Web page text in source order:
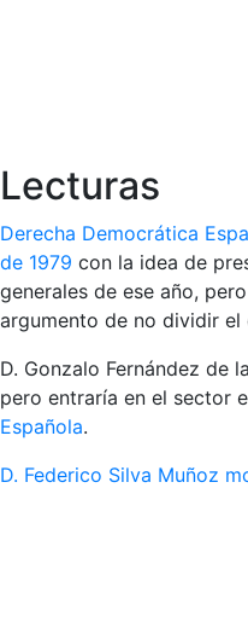
Lecturas
Derecha Democrática
de 1979 con la idea de
generales de ese año,
argumento de no dividir el
D. Gonzalo Fernández de
pero entraría en el sector
Española.
D. Federico Silva Muñoz